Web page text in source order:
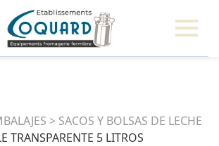
> SACOS Y BOLSAS DE LECHE
TRANSPARENTE 5 LITROS